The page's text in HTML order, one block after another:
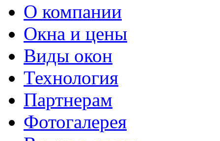
О компании
Окна и цены
Виды окон
Технология
Партнерам
Фотогалерея